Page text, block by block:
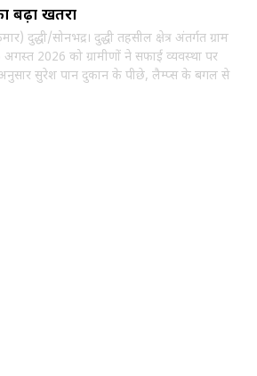
बढ़ा खतरा
दुद्धी/सोनभद्र। दुद्धी तहसील क्षेत्र अंतर्गत ग्राम
2026 को ग्रामीणों ने सफाई व्यवस्था पर
अनुसार सुरेश पान दुकान के पीछे, लैम्प्स के बगल से